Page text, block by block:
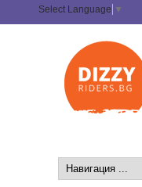
Select Language ▼